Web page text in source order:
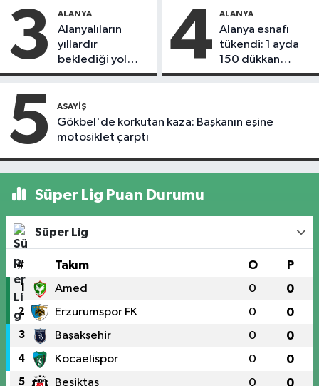
3 ALANYA
Alanyalıların
yıllardır
beklediği yol
askıdan döndü
4 ALANYA
Alanya esnafı
tükendi: 1 ayda
150 dükkan
kapandı
5 ASAYIŞ
Gökbel'de korkutan kaza: Başkanın eşine
motosiklet çarptı
Süper Lig Puan Durumu
Süper Lig
# Takım O P
1 Amed 0 0
2 Erzurumspor FK 0 0
3 Başakşehir 0 0
4 Kocaelispor 0 0
5 Beşiktaş 0 0